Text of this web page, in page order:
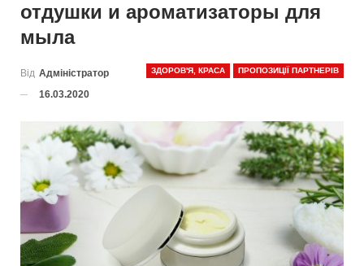
отдушки и ароматизаторы для
мыла
ЗДОРОВ'Я, КРАСА ПРОПОЗИЦІЇ ПАРТНЕРІВ
Від Адміністратор
16.03.2020